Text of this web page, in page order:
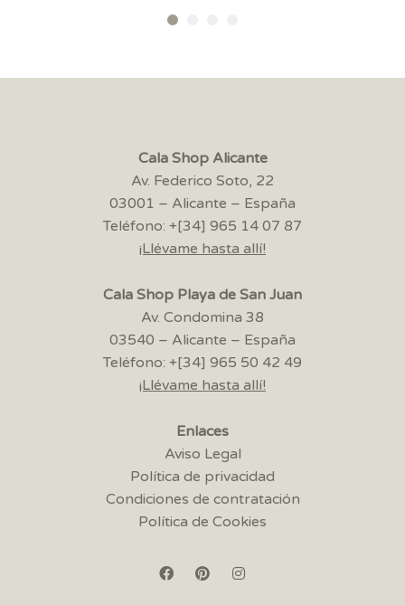
Cala Shop Alicante
Av. Federico Soto, 22
03001 – Alicante – España
Teléfono: +[34] 965 14 07 87
¡Llévame hasta allí!
Cala Shop Playa de San Juan
Av. Condomina 38
03540 – Alicante – España
Teléfono: +[34] 965 50 42 49
¡Llévame hasta allí!
Enlaces
Aviso Legal
Política de privacidad
Condiciones de contratación
Política de Cookies